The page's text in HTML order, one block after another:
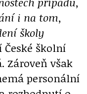
i na tom,
školy
školní
Zároveň však
personální